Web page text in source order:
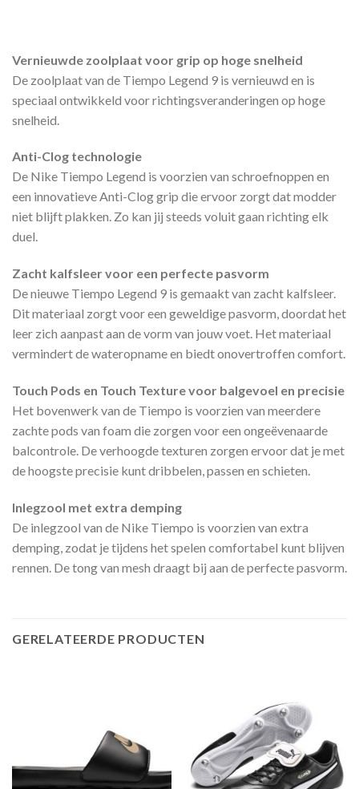
Vernieuwde zoolplaat voor grip op hoge snelheid
De zoolplaat van de Tiempo Legend 9 is vernieuwd en is
speciaal ontwikkeld voor richtingsveranderingen op hoge
snelheid.
Anti-Clog technologie
De Nike Tiempo Legend is voorzien van schroefnoppen en
een innovatieve Anti-Clog grip die ervoor zorgt dat modder
niet blijft plakken. Zo kan jij steeds voluit gaan richting elk
duel.
Zacht kalfsleer voor een perfecte pasvorm
De nieuwe Tiempo Legend 9 is gemaakt van zacht kalfsleer.
Dit materiaal zorgt voor een geweldige pasvorm, doordat het
leer zich aanpast aan de vorm van jouw voet. Het materiaal
vermindert de wateropname en biedt onovertroffen comfort.
Touch Pods en Touch Texture voor balgevoel en precisie
Het bovenwerk van de Tiempo is voorzien van meerdere
zachte pods van foam die zorgen voor een ongeëvenaarde
balcontrole. De verhoogde texturen zorgen ervoor dat je met
de hoogste precisie kunt dribbelen, passen en schieten.
Inlegzool met extra demping
De inlegzool van de Nike Tiempo is voorzien van extra
demping, zodat je tijdens het spelen comfortabel kunt blijven
rennen. De tong van mesh draagt bij aan de perfecte pasvorm.
GERELATEERDE PRODUCTEN